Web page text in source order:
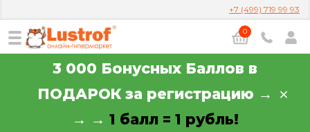
+7 (499) 719 99 93
0
3 000 Бонусных Баллов в
ПОДАРОК за регистрацию →
→ → 1 балл = 1 рубль!